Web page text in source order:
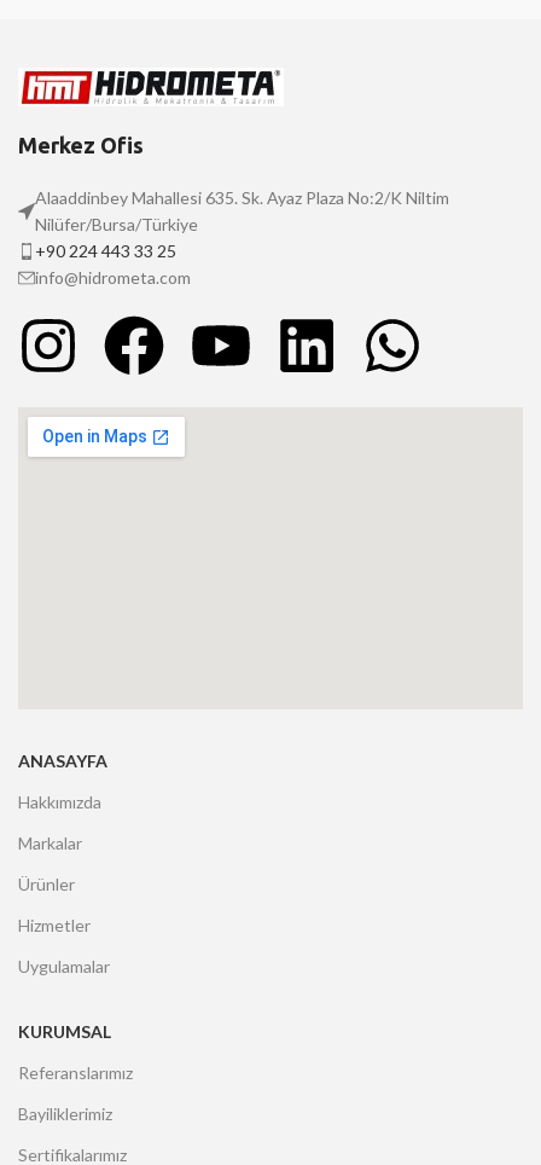
Merkez Ofis
Alaaddinbey Mahallesi 635. Sk. Ayaz Plaza No:2/K Niltim
Nilüfer/Bursa/Türkiye
+90 224 443 33 25
info@hidrometa.com
ANASAYFA
Hakkımızda
Markalar
Ürünler
Hizmetler
Uygulamalar
KURUMSAL
Referanslarımız
Bayiliklerimiz
Sertifikalarımız